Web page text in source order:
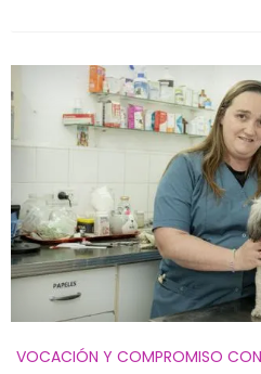
VOCACIÓN Y COMPROMISO CON